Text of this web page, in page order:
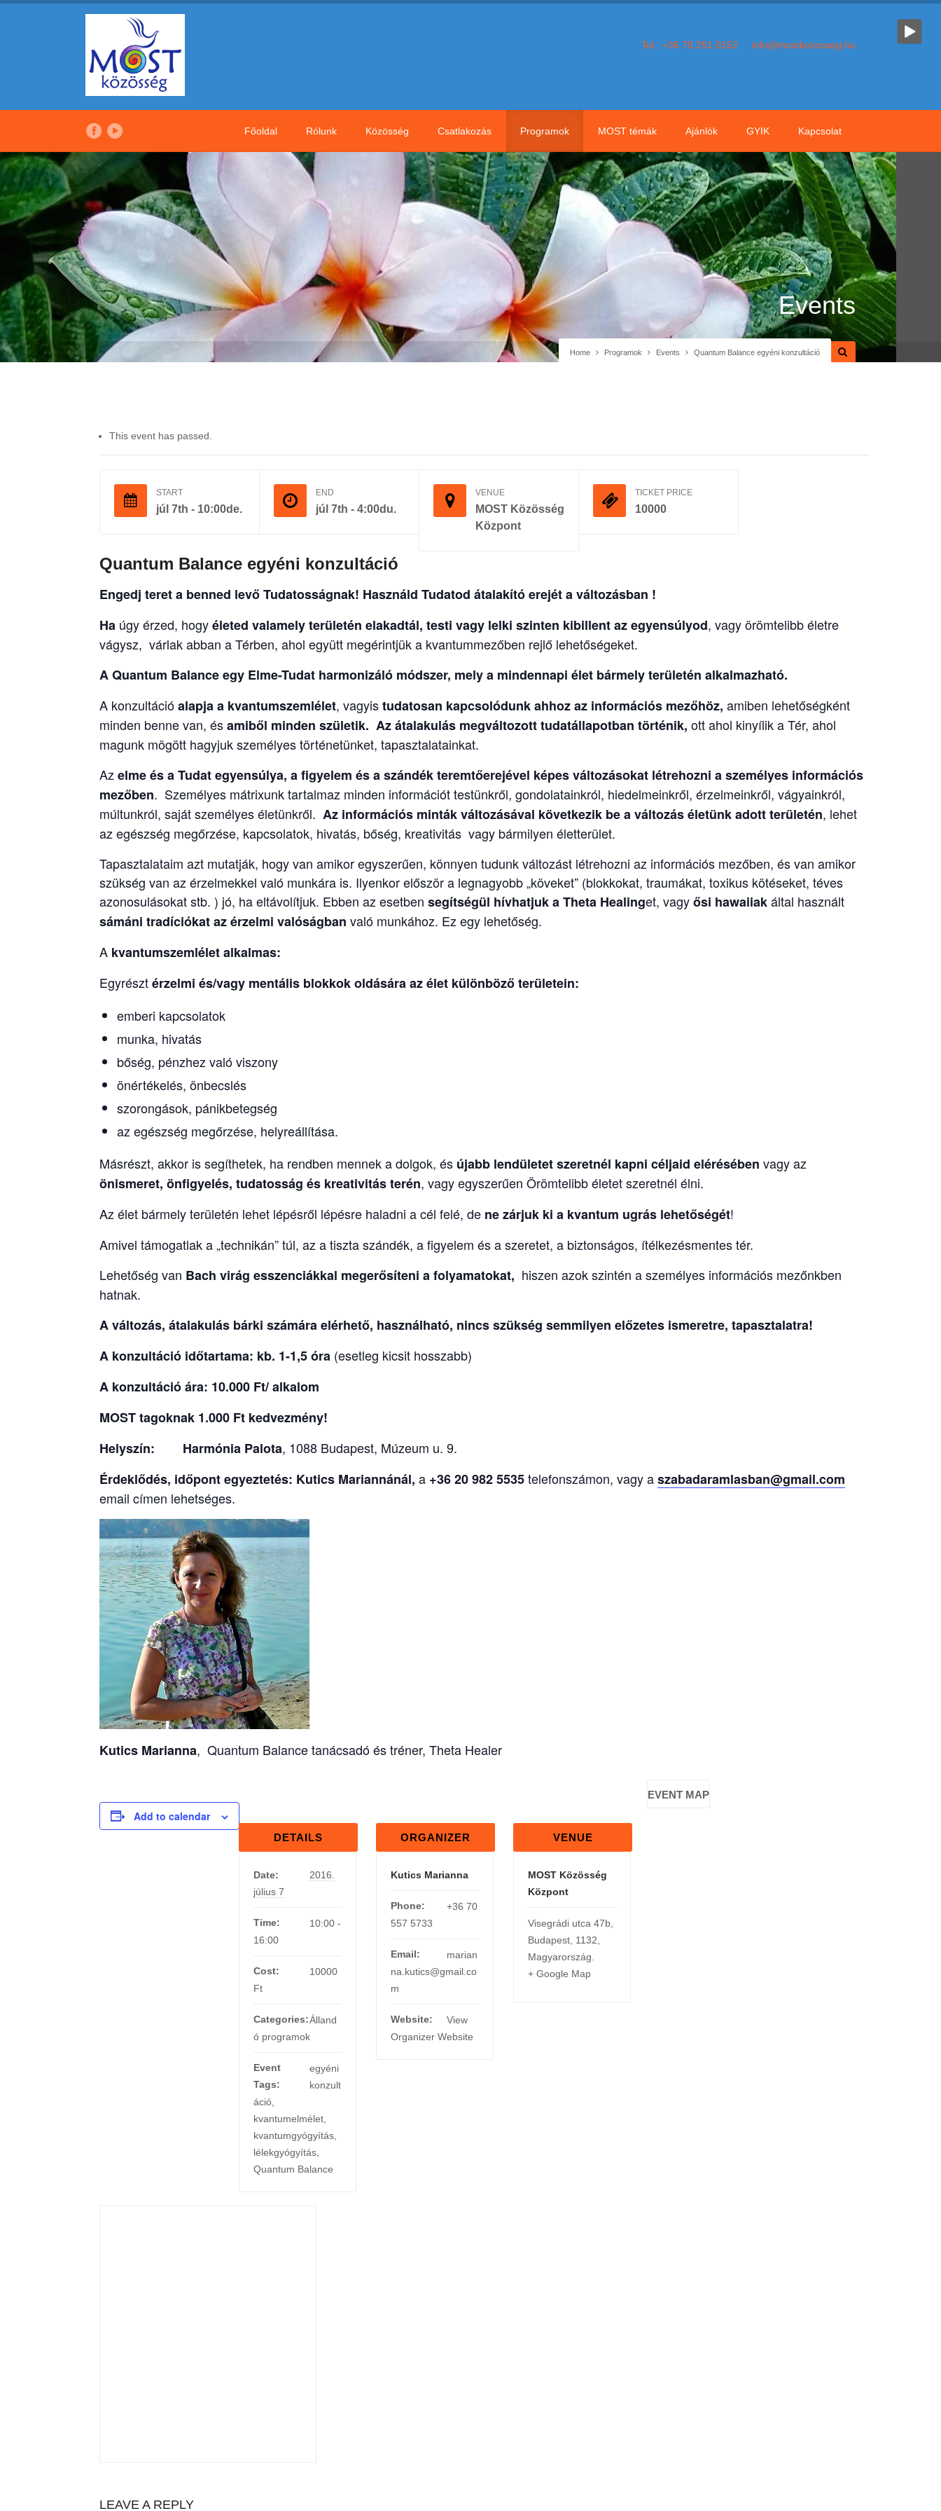
Tel.: +36 70 251 0152 info@mostkozosseg.hu
Főoldal Rólunk Közösség Csatlakozás Programok MOST témák Ajánlók GYIK Kapcsolat
Home Programok Events Quantum Balance egyéni konzultáció
Events
This event has passed.
START
júl 7th - 10:00de.
END
júl 7th - 4:00du.
VENUE
MOST Közösség
Központ
TICKET PRICE
10000
Quantum Balance egyéni konzultáció
Engedj teret a benned levő Tudatosságnak! Használd Tudatod átalakító erejét a változásban !
Ha úgy érzed, hogyéleted valamely területén elakadtál, testi vagy lelki szinten kibillent az egyensúlyod, vagy örömtelibb életre
vágysz, várlak abban a Térben, ahol együtt megérintjük a kvantummezőben rejlő lehetőségeket.
A Quantum Balance egy Elme-Tudat harmonizáló módszer, mely a mindennapi élet bármely területén alkalmazható.
A konzultációalapja a kvantumszemlélet, vagyistudatosan kapcsolódunk ahhoz az információs mezőhöz, amiben lehetőségként
minden benne van, ésamiből minden születik. Az átalakulás megváltozott tudatállapotban történik, ott ahol kinyílik a Tér, ahol
magunk mögött hagyjuk személyes történetünket, tapasztalatainkat.
Az elme és a Tudat egyensúlya, a figyelem és a szándék teremtőerejével képes változásokat létrehozni a személyes információs
mezőben. Személyes mátrixunk tartalmaz minden információt testünkről, gondolatainkról, hiedelmeinkről, érzelmeinkről, vágyainkról,
múltunkról, saját személyes életünkről. Az információs minták változásával következik be a változás életünk adott területén, lehet
az egészség megőrzése, kapcsolatok, hivatás, bőség, kreativitás vagy bármilyen életterület.
Tapasztalataim azt mutatják, hogy van amikor egyszerűen, könnyen tudunk változást létrehozni az információs mezőben, és van amikor
szükség van az érzelmekkel való munkára is. Ilyenkor először a legnagyobb „köveket” (blokkokat, traumákat, toxikus kötéseket, téves
azonosulásokat stb. ) jó, ha eltávolítjuk. Ebben az esetben segítségül hívhatjuk aTheta Healinget, vagyősi hawaiiakáltal használt
sámáni tradíciókataz érzelmi valóságban való munkához. Ez egy lehetőség.
A kvantumszemléletalkalmas:
Egyrésztérzelmi és/vagy mentális blokkok oldásáraaz élet különböző területein:
emberi kapcsolatok
munka, hivatás
bőség, pénzhez való viszony
önértékelés, önbecslés
szorongások, pánikbetegség
az egészség megőrzése, helyreállítása.
Másrészt, akkor is segíthetek, ha rendben mennek a dolgok, és újabb lendületetszeretnél kapni céljaid elérésében vagy az
önismeret, önfigyelés, tudatosság és kreativitás terén, vagy egyszerűen Örömtelibb életet szeretnél élni.
Az élet bármely területén lehet lépésről lépésre haladni a cél felé, de ne zárjuk ki a kvantum ugrás lehetőségét!
Amivel támogatlak a „technikán” túl, az a tiszta szándék, a figyelem és a szeretet, a biztonságos, ítélkezésmentes tér.
Lehetőség van Bach virág esszenciákkal megerősíteni a folyamatokat, hiszen azok szintén a személyes információs mezőnkben
hatnak.
A változás, átalakulás bárki számára elérhető, használható, nincs szükség semmilyen előzetes ismeretre, tapasztalatra!
A konzultáció időtartama: kb. 1-1,5 óra (esetleg kicsit hosszabb)
A konzultáció ára: 10.000 Ft/ alkalom
MOST tagoknak 1.000 Ft kedvezmény!
Helyszín:
Harmónia Palota, 1088 Budapest, Múzeum u. 9.
Érdeklődés, időpont egyeztetés: Kutics Mariannánál, a +36 20 982 5535telefonszámon, vagy aszabadaramlasban@gmail.com
email címen lehetséges.
Kutics Marianna, Quantum Balance tanácsadó és tréner, Theta Healer
Add to calendar
DETAILS
Date:
2016.
július 7
Time:
10:00 -
16:00
Cost:
10000
Ft
Categories:Álland
ó programok
Event
Tags:
egyéni
konzult
áció
kvantumelmélet
kvantumgyógyítás
lélekgyógyítás
Quantum Balance
ORGANIZER
Kutics Marianna
Phone:
+36 70
557 5733
Email:
marian
na.kutics@gmail.co
m
Website:
View
Organizer Website
VENUE
MOST Közösség
Központ
Visegrádi utca 47b
Budapest 1132
Magyarország
+ Google Map
EVENT MAP
LEAVE A REPLY